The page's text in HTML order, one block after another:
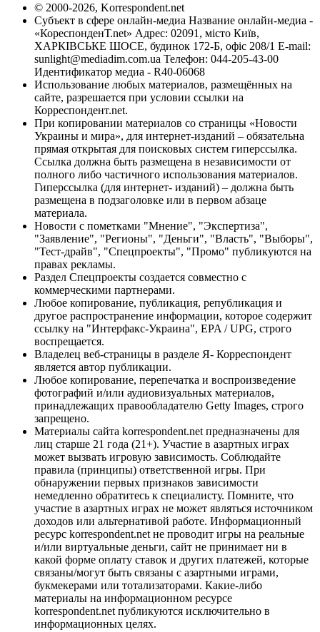
© 2000-2026, Korrespondent.net
Субъект в сфере онлайн-медиа Название онлайн-медиа -
«КореспонденТ.net» Адрес: 02091, місто Київ,
ХАРКІВСЬКЕ ШОСЕ, будинок 172-Б, офіс 208/1 E-mail:
sunlight@mediadim.com.ua Телефон: 044-205-43-00
Идентификатор медиа - R40-06068
Использование любых материалов, размещённых на
сайте, разрешается при условии ссылки на
Корреспондент.net.
При копировании материалов со страницы «Новости
Украины и мира», для интернет-изданий – обязательна
прямая открытая для поисковых систем гиперссылка.
Ссылка должна быть размещена в независимости от
полного либо частичного использования материалов.
Гиперссылка (для интернет- изданий) – должна быть
размещена в подзаголовке или в первом абзаце
материала.
Новости с пометками "Мнение", "Экспертиза",
"Заявление", "Регионы", "Деньги", "Власть", "Выборы",
"Тест-драйв", "Спецпроекты", "Промо" публикуются на
правах рекламы.
Раздел Спецпроекты создается совместно с
коммерческими партнерами.
Любое копирование, публикация, републикация и
другое распространение информации, которое содержит
ссылку на "Интерфакс-Украина", EPA / UPG, строго
воспрещается.
Владелец веб-страницы в разделе Я- Корреспондент
является автор публикации.
Любое копирование, перепечатка и воспроизведение
фотографий и/или аудиовизуальных материалов,
принадлежащих правообладателю Getty Images, строго
запрещено.
Материалы сайта korrespondent.net предназначены для
лиц старше 21 года (21+). Участие в азартных играх
может вызвать игровую зависимость. Соблюдайте
правила (принципы) ответственной игры. При
обнаружении первых признаков зависимости
немедленно обратитесь к специалисту. Помните, что
участие в азартных играх не может являться источником
доходов или альтернативой работе. Информационный
ресурс korrespondent.net не проводит игры на реальные
и/или виртуальные деньги, сайт не принимает ни в
какой форме оплату ставок и других платежей, которые
связаны/могут быть связаны с азартными играми,
букмекерами или тотализаторами. Какие-либо
материалы на информационном ресурсе
korrespondent.net публикуются исключительно в
информационных целях.